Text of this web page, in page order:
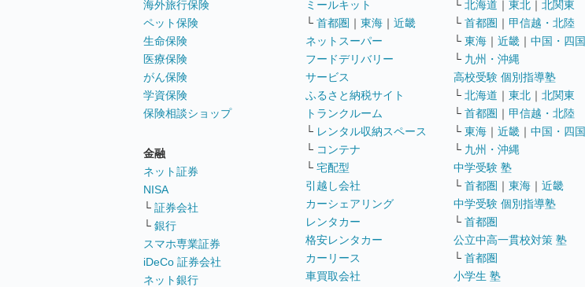
海外旅行保険
ペット保険
生命保険
医療保険
がん保険
学資保険
保険相談ショップ
金融
ネット証券
NISA
└ 証券会社
└ 銀行
スマホ専業証券
iDeCo 証券会社
ネット銀行
ミールキット
└ 首都圏 ｜ 東海 ｜ 近畿
ネットスーパー
フードデリバリー
サービス
ふるさと納税サイト
トランクルーム
└ レンタル収納スペース
└ コンテナ
└ 宅配型
引越し会社
カーシェアリング
レンタカー
格安レンタカー
カーリース
車買取会社
└ 北海道 ｜ 東北 ｜ 北関東
└ 首都圏 ｜ 甲信越・北陸
└ 東海 ｜ 近畿 ｜ 中国・四国
└ 九州・沖縄
高校受験 個別指導塾
└ 北海道 ｜ 東北 ｜ 北関東
└ 首都圏 ｜ 甲信越・北陸
└ 東海 ｜ 近畿 ｜ 中国・四国
└ 九州・沖縄
中学受験 塾
└ 首都圏 ｜ 東海 ｜ 近畿
中学受験 個別指導塾
└ 首都圏
公立中高一貫校対策 塾
└ 首都圏
小学生 塾